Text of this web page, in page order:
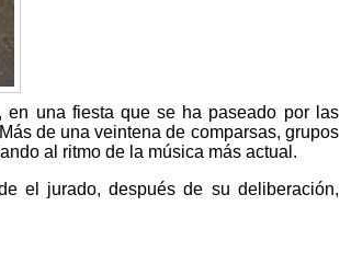
en una fiesta que se ha paseado por las
de una veintena de comparsas, grupos
al ritmo de la música más actual.
el jurado, después de su deliberación,